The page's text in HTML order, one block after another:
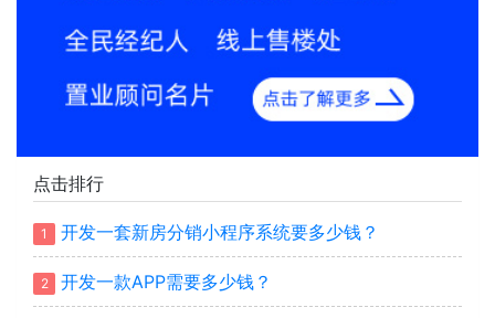
点击排行
1 开发一套新房分销小程序系统要多少钱？
2 开发一款APP需要多少钱？